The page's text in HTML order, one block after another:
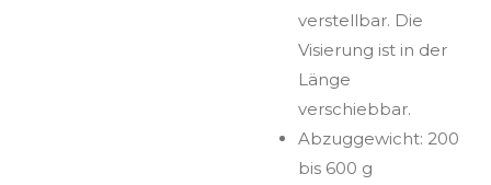
verstellbar. Die
Visierung ist in der
Länge
verschiebbar.
Abzuggewicht: 200
bis 600 g